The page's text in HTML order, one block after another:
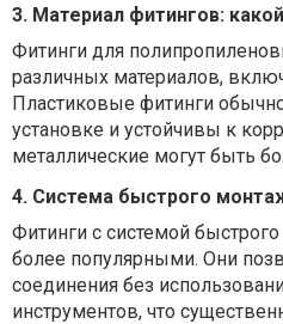
3. Материал фитингов:
Фитинги для
различных материалов,
Пластиковые фитинги
установке и устойчивы к
металлические могут быть
4. Система быстрого
Фитинги с системой
более популярными. Они
соединения без
инструментов, что